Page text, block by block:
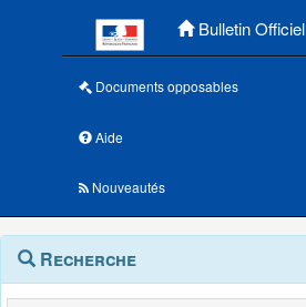
Bulletin Officiel
Documents opposables
Aide
Nouveautés
Navigation
outils
Menu
contextuel
Recherche